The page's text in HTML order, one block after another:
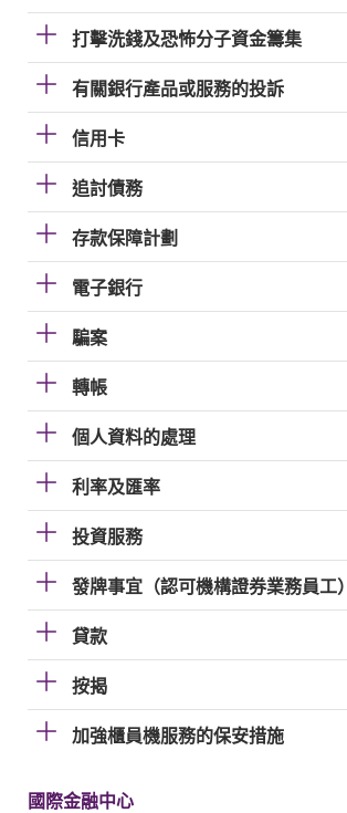
打擊洗錢及恐怖分子資金籌集
有關銀行產品或服務的投訴
信用卡
追討債務
存款保障計劃
電子銀行
騙案
轉帳
個人資料的處理
利率及匯率
投資服務
發牌事宜（認可機構證券業務員工）
貸款
按揭
加強櫃員機服務的保安措施
國際金融中心